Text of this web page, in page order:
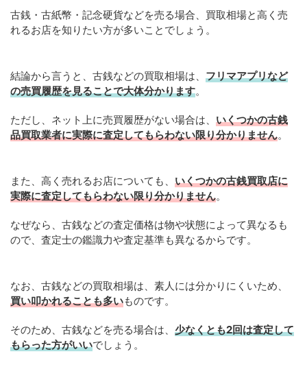
古銭・古紙幣・記念硬貨などを売る場合、買取相場と高く売
れるお店を知りたい方が多いことでしょう。
結論から言うと、古銭などの買取相場は、 フリマアプリなど
の売買履歴を見ることで大体分かります。
ただし、ネット上に売買履歴がない場合は、 いくつかの古銭
品買取業者に実際に査定してもらわない限り分かりません。
また、高く売れるお店についても、 いくつかの古銭買取店に
実際に査定してもらわない限り分かりません。
なぜなら、古銭などの査定価格は物や状態によって異なるも
ので、査定士の鑑識力や査定基準も異なるからです。
なお、古銭などの買取相場は、素人には分かりにくいため、
買い叩かれることも多いものです。
そのため、古銭などを売る場合は、 少なくとも2回は査定して
もらった方がいいでしょう。